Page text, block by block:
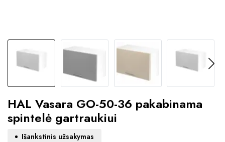
HAL Vasara GO-50-36 pakabinama
spintelė gartraukiui
Išankstinis užsakymas